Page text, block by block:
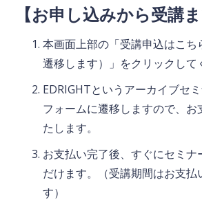
【お申し込みから受講
本画面上部の「受講申込はこち
遷移します）」をクリックして
EDRIGHTというアーカイブセ
フォームに遷移しますので、お
たします。
お支払い完了後、すぐにセミナ
だけます。（受講期間はお支払
す）